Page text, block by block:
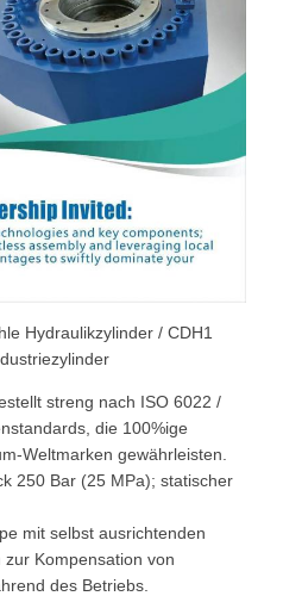
Hydraulikzylinder / CDH1
streng nach ISO 6022 /
die 100%ige
Weltmarken gewährleisten.
250 Bar (25 MPa); statischer
mit selbst ausrichtenden
Kompensation von
des Betriebs.